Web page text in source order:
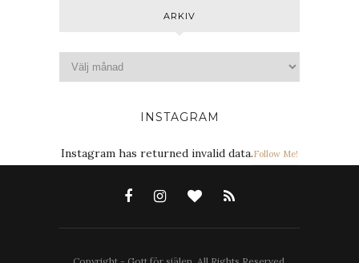
ARKIV
INSTAGRAM
Instagram has returned invalid data.Follow Me!